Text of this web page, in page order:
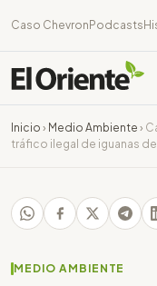
Caso Chevron Podcasts
Inicio › Medio Ambiente ›
tráfico ilegal de iguanas
MEDIO AMBIENTE